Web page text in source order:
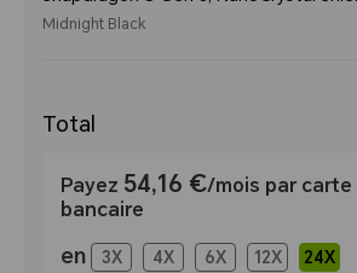
5600mAh, Détection de mouvement IA
Midnight Black
Total
Payez 54,16 €/mois par carte
bancaire
en 3X 4X 6X 12X 24X